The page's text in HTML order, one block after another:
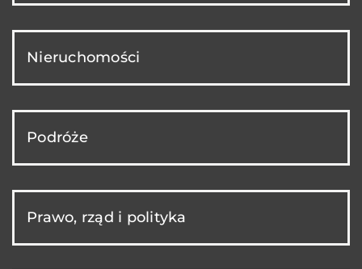
Nieruchomości
Podróże
Prawo, rząd i polityka